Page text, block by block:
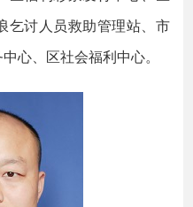
乞讨人员救助管理站、市
心、区社会福利中心。